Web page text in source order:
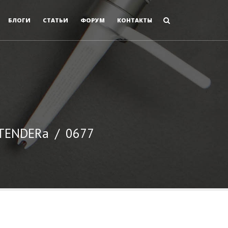
БЛОГИ СТАТЬИ ФОРУМ КОНТАКТЫ
/ 0677